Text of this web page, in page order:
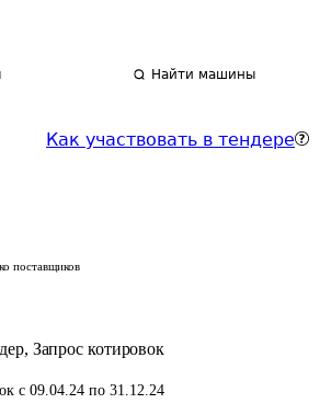
Найти машины
Как участвовать в тендере
поставщиков
, Запрос котировок
с 09.04.24 по 31.12.24